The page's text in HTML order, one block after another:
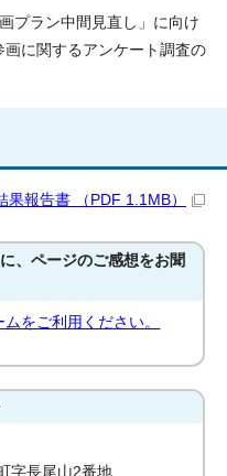
プラン中間見直し」に向け
に関するアンケート調査の
報告書 （PDF 1.1MB）
、ページのご感想をお聞
をご利用ください。
字長尾山2番地